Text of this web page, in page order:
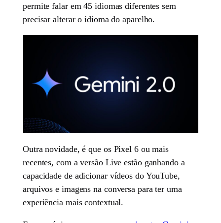
permite falar em 45 idiomas diferentes sem
precisar alterar o idioma do aparelho.
Outra novidade, é que os Pixel 6 ou mais
recentes, com a versão Live estão ganhando a
capacidade de adicionar vídeos do YouTube,
arquivos e imagens na conversa para ter uma
experiência mais contextual.